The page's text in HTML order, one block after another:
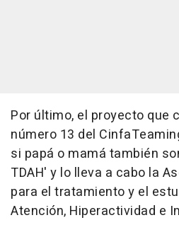
Por último, el proyecto que
número 13 del
si papá o mamá también
TDAH' y lo lleva a cabo la
para el tratamiento y el
Atención, Hiperactividad e